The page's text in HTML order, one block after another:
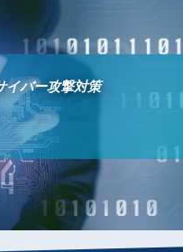
P-06 卸売業の業種特化型
金）の業務プロセス